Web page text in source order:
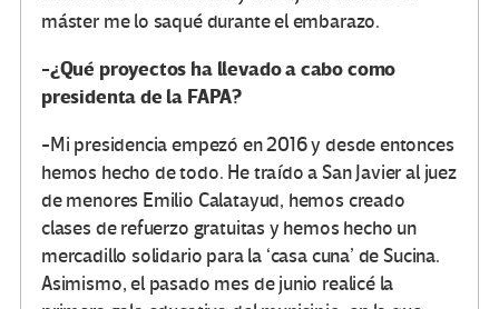
máster me lo saqué durante el embarazo.
-¿Qué proyectos ha llevado a cabo como
presidenta de la FAPA?
-Mi presidencia empezó en 2016 y desde entonces
hemos hecho de todo. He traído a San Javier al juez
de menores Emilio Calatayud, hemos creado
clases de refuerzo gratuitas y hemos hecho un
mercadillo solidario para la ‘casa cuna’ de Sucina.
Asimismo, el pasado mes de junio realicé la